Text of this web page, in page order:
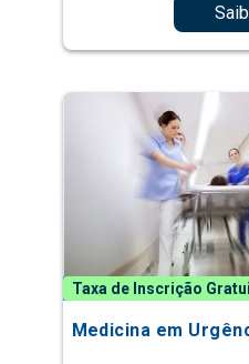
Taxa de Inscrição
Medicina em